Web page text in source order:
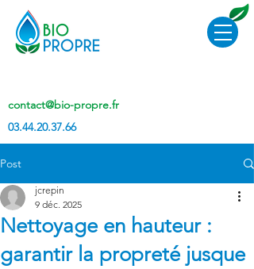
contact@bio-propre.fr
03.44.20.37.66
Post
Nettoyage en hauteur :
garantir la propreté jusque
jcrepin
9 déc. 2025